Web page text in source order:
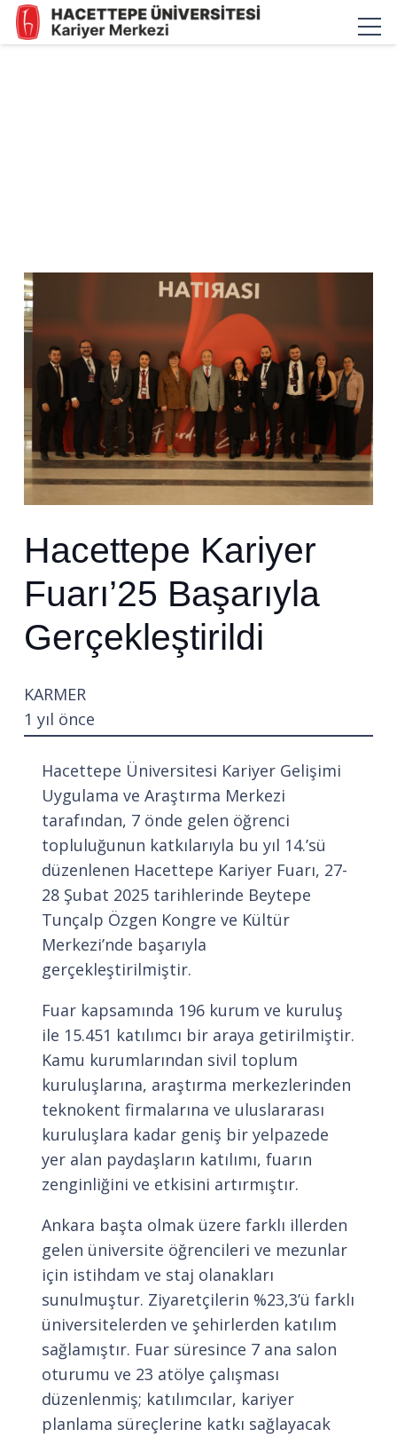
Hacettepe Kariyer
Fuarı’25 Başarıyla
Gerçekleştirildi
KARMER
1 yıl önce
Hacettepe Üniversitesi Kariyer Gelişimi
Uygulama ve Araştırma Merkezi
tarafından, 7 önde gelen öğrenci
topluluğunun katkılarıyla bu yıl 14.’sü
düzenlenen Hacettepe Kariyer Fuarı, 27-
28 Şubat 2025 tarihlerinde Beytepe
Tunçalp Özgen Kongre ve Kültür
Merkezi’nde başarıyla
gerçekleştirilmiştir.
Fuar kapsamında 196 kurum ve kuruluş
ile 15.451 katılımcı bir araya getirilmiştir.
Kamu kurumlarından sivil toplum
kuruluşlarına, araştırma merkezlerinden
teknokent firmalarına ve uluslararası
kuruluşlara kadar geniş bir yelpazede
yer alan paydaşların katılımı, fuarın
zenginliğini ve etkisini artırmıştır.
Ankara başta olmak üzere farklı illerden
gelen üniversite öğrencileri ve mezunlar
için istihdam ve staj olanakları
sunulmuştur. Ziyaretçilerin %23,3’ü farklı
üniversitelerden ve şehirlerden katılım
sağlamıştır. Fuar süresince 7 ana salon
oturumu ve 23 atölye çalışması
düzenlenmiş; katılımcılar, kariyer
planlama süreçlerine katkı sağlayacak